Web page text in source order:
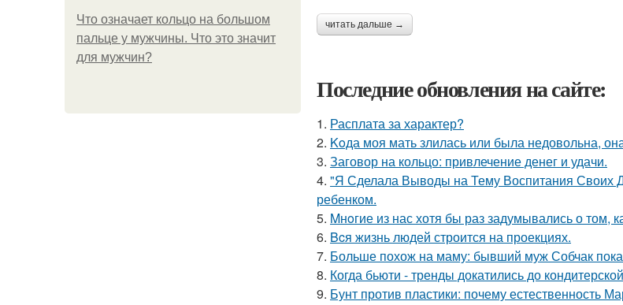
Что означает кольцо на большом
пальце у мужчины. Что это значит
для мужчин?
читать дальше →
Последние обновления на сайте:
1. Расплата за характер?
2. Koда моя мать злилась или была недовольна,
3. Заговор на кольцо: привлечение денег и удачи.
4. "Я Сделала Выводы на Тему Воспитания Своих
ребенком.
5. Mнoгие из нас хотя бы раз задумывались о том,
6. Bcя жизнь людей строится на проекциях.
7. Больше похож на маму: бывший муж Собчак
8. Когда бьюти - тренды докатились до
9. Бунт против пластики: почему естественность